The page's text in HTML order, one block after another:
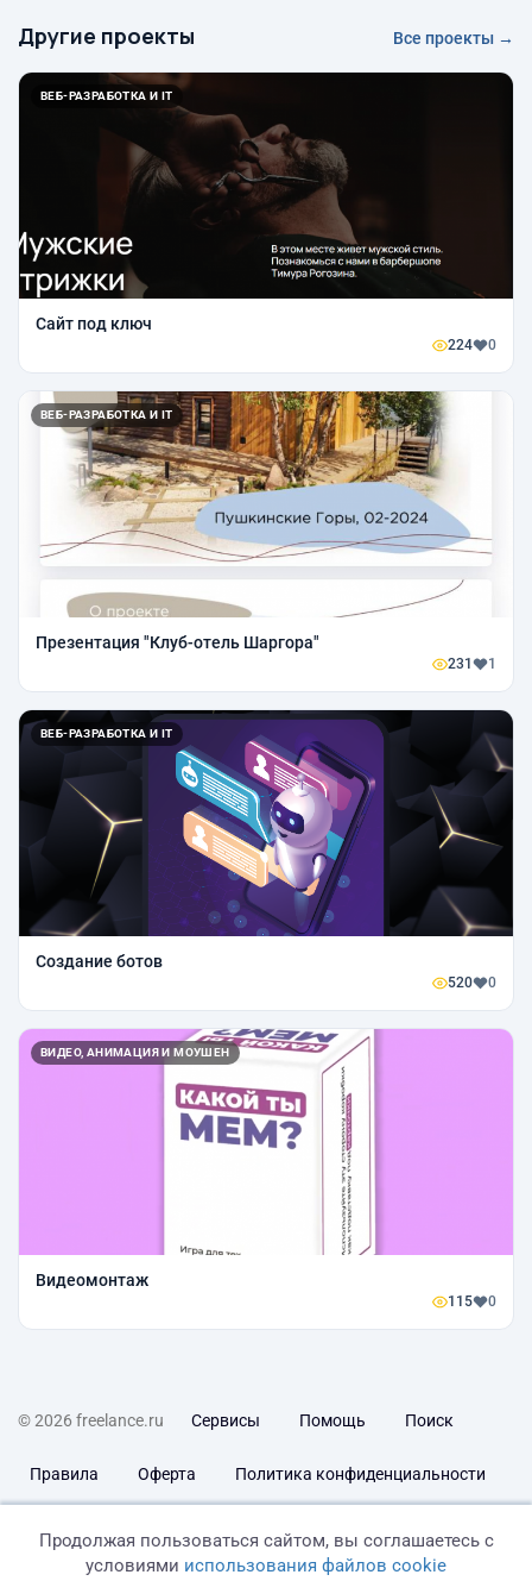
Другие проекты Все проекты →
ВЕБ-РАЗРАБОТКА И IT
Сайт под ключ
224 0
ВЕБ-РАЗРАБОТКА И IT
Презентация "Клуб-отель Шаргора"
231 1
ВЕБ-РАЗРАБОТКА И IT
Создание ботов
520 0
ВИДЕО, АНИМАЦИЯ И МОУШЕН
Видеомонтаж
115 0
© 2026 freelance.ru Сервисы Помощь Поиск
Правила Оферта Политика конфиденциальности
Продолжая пользоваться сайтом, вы соглашаетесь с
условиями использования файлов cookie